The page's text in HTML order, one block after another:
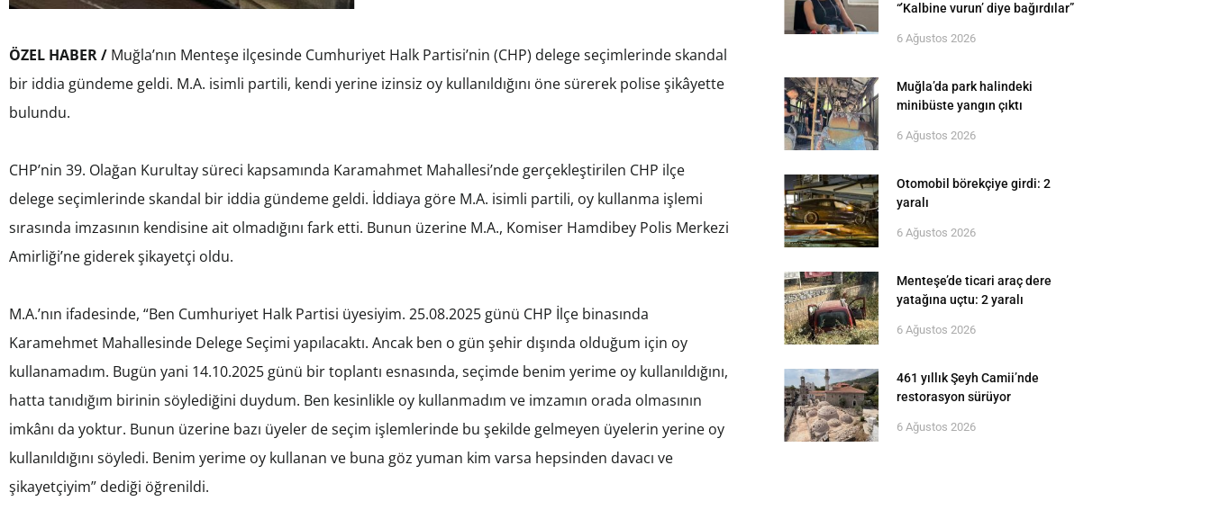
ÖZEL HABER / Muğla’nın Menteşe ilçesinde Cumhuriyet Halk Partisi’nin (CHP) delege seçimlerinde skandal
bir iddia gündeme geldi. M.A. isimli partili, kendi yerine izinsiz oy kullanıldığını öne sürerek polise şikâyette
bulundu.
CHP’nin 39. Olağan Kurultay süreci kapsamında Karamahmet Mahallesi’nde gerçekleştirilen CHP ilçe
delege seçimlerinde skandal bir iddia gündeme geldi. İddiaya göre M.A. isimli partili, oy kullanma işlemi
sırasında imzasının kendisine ait olmadığını fark etti. Bunun üzerine M.A., Komiser Hamdibey Polis Merkezi
Amirliği’ne giderek şikayetçi oldu.
M.A.’nın ifadesinde, “Ben Cumhuriyet Halk Partisi üyesiyim. 25.08.2025 günü CHP İlçe binasında
Karamehmet Mahallesinde Delege Seçimi yapılacaktı. Ancak ben o gün şehir dışında olduğum için oy
kullanamadım. Bugün yani 14.10.2025 günü bir toplantı esnasında, seçimde benim yerime oy kullanıldığını,
hatta tanıdığım birinin söylediğini duydum. Ben kesinlikle oy kullanmadım ve imzamın orada olmasının
imkânı da yoktur. Bunun üzerine bazı üyeler de seçim işlemlerinde bu şekilde gelmeyen üyelerin yerine oy
kullanıldığını söyledi. Benim yerime oy kullanan ve buna göz yuman kim varsa hepsinden davacı ve
şikayetçiyim” dediği öğrenildi.
“’Kalbine vurun’ diye bağırdılar”
6 Ağustos 2026
Muğla’da park halindeki
minibüste yangın çıktı
6 Ağustos 2026
Otomobil börekçiye girdi: 2
yaralı
6 Ağustos 2026
Menteşe’de ticari araç dere
yatağına uçtu: 2 yaralı
6 Ağustos 2026
461 yıllık Şeyh Camii’nde
restorasyon sürüyor
6 Ağustos 2026